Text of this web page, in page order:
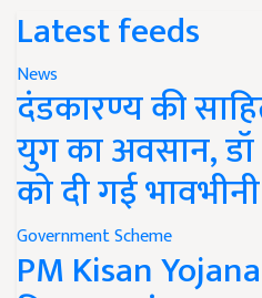
Latest feeds
News
दंडकारण्य की
युग का अवसान, डॉ
को दी गई
Government Scheme
PM Kisan